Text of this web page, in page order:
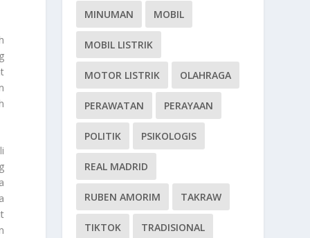
MINUMAN MOBIL
MOBIL LISTRIK
MOTOR LISTRIK OLAHRAGA
PERAWATAN PERAYAAN
POLITIK PSIKOLOGIS
REAL MADRID
RUBEN AMORIM TAKRAW
TIKTOK TRADISIONAL